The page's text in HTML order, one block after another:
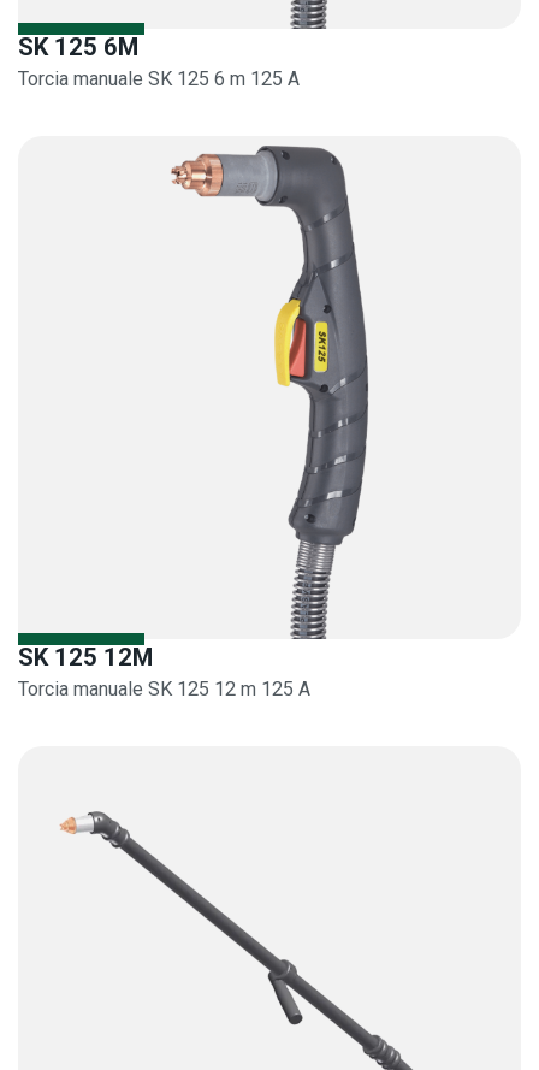
SK 125 6M
Torcia manuale SK 125 6 m 125 A
SK 125 12M
Torcia manuale SK 125 12 m 125 A